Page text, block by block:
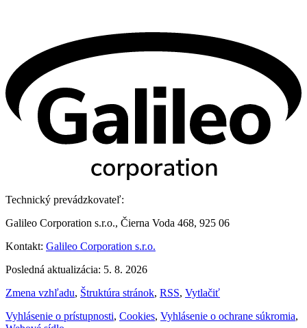
Technický prevádzkovateľ:
Galileo Corporation s.r.o., Čierna Voda 468, 925 06
Kontakt: Galileo Corporation s.r.o.
Posledná aktualizácia: 5. 8. 2026
Zmena vzhľadu, Štruktúra stránok, RSS, Vytlačiť
Vyhlásenie o prístupnosti, Cookies, Vyhlásenie o ochrane súkromia,